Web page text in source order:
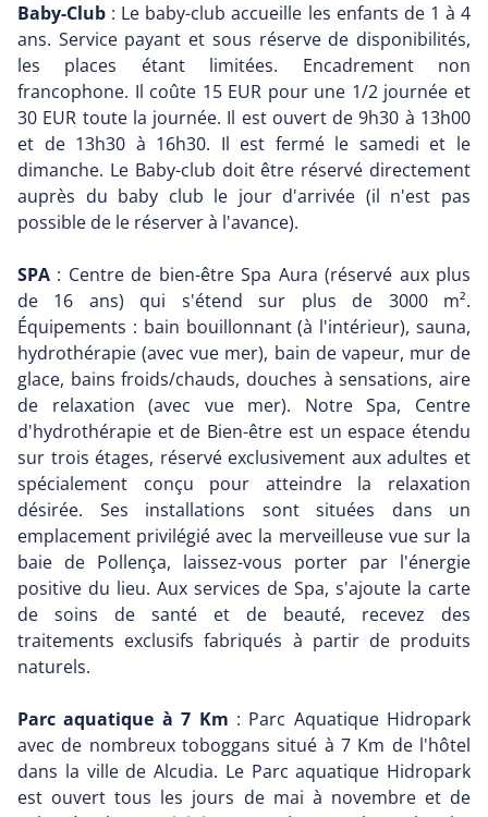
Baby-Club : Le baby-club accueille les enfants de 1 à 4
ans. Service payant et sous réserve de disponibilités,
les places étant limitées. Encadrement non
francophone. Il coûte 15 EUR pour une 1/2 journée et
30 EUR toute la journée. Il est ouvert de 9h30 à 13h00
et de 13h30 à 16h30. Il est fermé le samedi et le
dimanche. Le Baby-club doit être réservé directement
auprès du baby club le jour d'arrivée (il n'est pas
possible de le réserver à l'avance).
SPA : Centre de bien-être Spa Aura (réservé aux plus
de 16 ans) qui s'étend sur plus de 3000 m².
Équipements : bain bouillonnant (à l'intérieur), sauna,
hydrothérapie (avec vue mer), bain de vapeur, mur de
glace, bains froids/chauds, douches à sensations, aire
de relaxation (avec vue mer). Notre Spa, Centre
d'hydrothérapie et de Bien-être est un espace étendu
sur trois étages, réservé exclusivement aux adultes et
spécialement conçu pour atteindre la relaxation
désirée. Ses installations sont situées dans un
emplacement privilégié avec la merveilleuse vue sur la
baie de Pollença, laissez-vous porter par l'énergie
positive du lieu. Aux services de Spa, s'ajoute la carte
de soins de santé et de beauté, recevez des
traitements exclusifs fabriqués à partir de produits
naturels.
Parc aquatique à 7 Km : Parc Aquatique Hidropark
avec de nombreux toboggans situé à 7 Km de l'hôtel
dans la ville de Alcudia. Le Parc aquatique Hidropark
est ouvert tous les jours de mai à novembre et de